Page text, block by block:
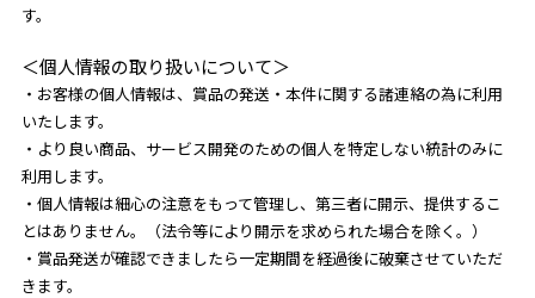
す。
＜個人情報の取り扱いについて＞
・お客様の個人情報は、賞品の発送・本件に関する諸連絡の為に利用
いたします。
・より良い商品、サービス開発のための個人を特定しない統計のみに
利用します。
・個人情報は細心の注意をもって管理し、第三者に開示、提供するこ
とはありません。（法令等により開示を求められた場合を除く。）
・賞品発送が確認できましたら一定期間を経過後に破棄させていただ
きます。